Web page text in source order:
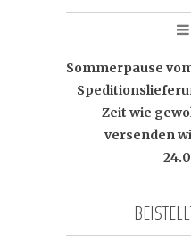
Sommerpause
Zeit wie
versenden